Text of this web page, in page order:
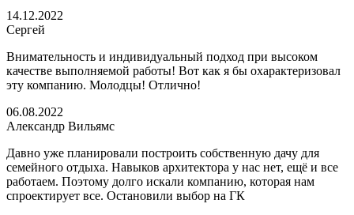
14.12.2022
Сергей
Внимательность и индивидуальный подход при высоком
качестве выполняемой работы! Вот как я бы охарактеризовал
эту компанию. Молодцы! Отлично!
06.08.2022
Александр Вильямс
Давно уже планировали построить собственную дачу для
семейного отдыха. Навыков архитектора у нас нет, ещё и все
работаем. Поэтому долго искали компанию, которая нам
спроектирует все. Остановили выбор на ГК